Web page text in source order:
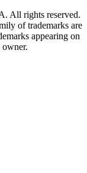
All rights reserved.
of trademarks are
appearing on
owner.